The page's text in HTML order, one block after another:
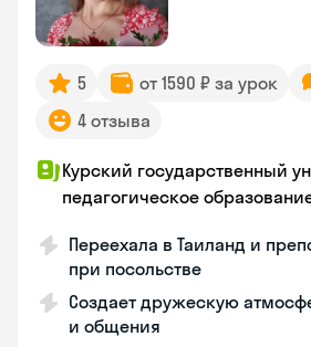
5 от 1590 ₽ за урок
4 отзыва
Курский государственный
педагогическое
Переехала в Таиланд и
при посольстве
Создает дружескую
и общения